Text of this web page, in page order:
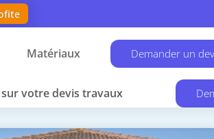
Matériaux Demander un
sur votre devis travaux